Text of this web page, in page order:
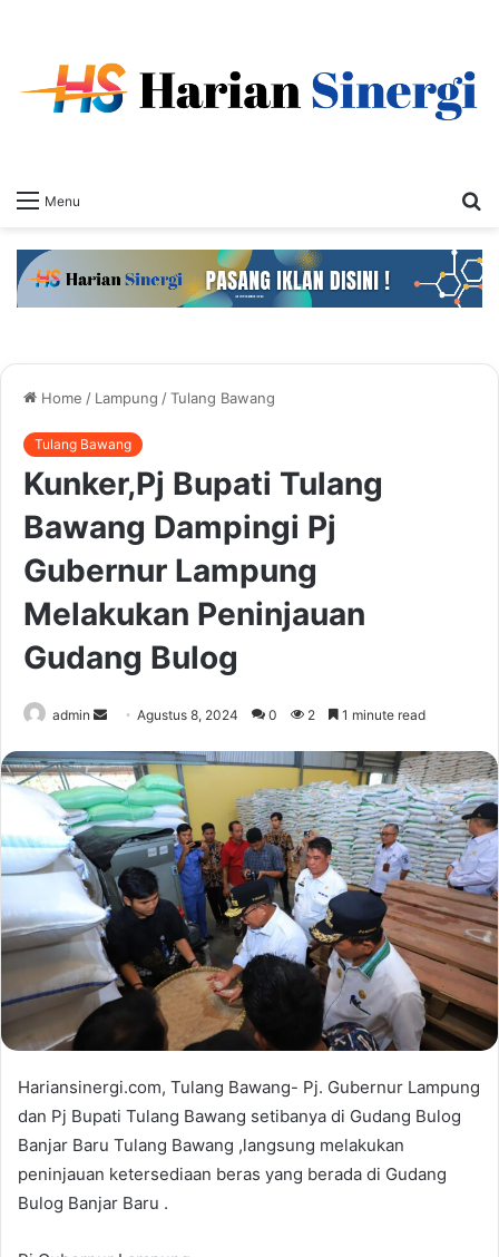
Menu
Home / Lampung /Tulang Bawang
Tulang Bawang
Kunker,Pj Bupati Tulang
Bawang Dampingi Pj
Gubernur Lampung
Melakukan Peninjauan
Gudang Bulog
admin
Send
email
Agustus 8, 2024 0 2 1 minute read
Hariansinergi.com, Tulang Bawang- Pj. Gubernur Lampung
dan Pj Bupati Tulang Bawang setibanya di Gudang Bulog
Banjar Baru Tulang Bawang ,langsung melakukan
peninjauan ketersediaan beras yang berada di Gudang
Bulog Banjar Baru .